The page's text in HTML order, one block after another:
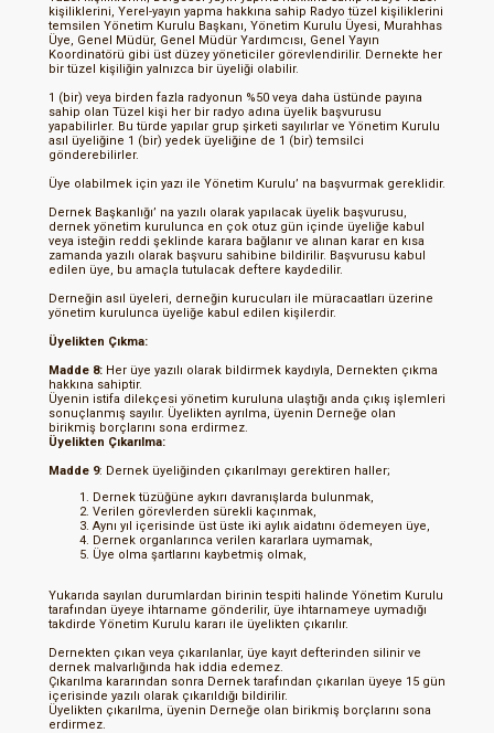
kişiliklerini, Yerel-yayın yapma hakkına sahip Radyo tüzel kişiliklerini
temsilen Yönetim Kurulu Başkanı, Yönetim Kurulu Üyesi, Murahhas
Üye, Genel Müdür, Genel Müdür Yardımcısı, Genel Yayın
Koordinatörü gibi üst düzey yöneticiler görevlendirilir. Dernekte her
bir tüzel kişiliğin yalnızca bir üyeliği olabilir.
1 (bir) veya birden fazla radyonun %50 veya daha üstünde payına
sahip olan Tüzel kişi her bir radyo adına üyelik başvurusu
yapabilirler. Bu türde yapılar grup şirketi sayılırlar ve Yönetim Kurulu
asıl üyeliğine 1 (bir) yedek üyeliğine de 1 (bir) temsilci
gönderebilirler.
Üye olabilmek için yazı ile Yönetim Kurulu’ na başvurmak gereklidir.
Dernek Başkanlığı’ na yazılı olarak yapılacak üyelik başvurusu,
dernek yönetim kurulunca en çok otuz gün içinde üyeliğe kabul
veya isteğin reddi şeklinde karara bağlanır ve alınan karar en kısa
zamanda yazılı olarak başvuru sahibine bildirilir. Başvurusu kabul
edilen üye, bu amaçla tutulacak deftere kaydedilir.
Derneğin asıl üyeleri, derneğin kurucuları ile müracaatları üzerine
yönetim kurulunca üyeliğe kabul edilen kişilerdir.
Üyelikten Çıkma:
Madde 8: Her üye yazılı olarak bildirmek kaydıyla, Dernekten çıkma
hakkına sahiptir.
Üyenin istifa dilekçesi yönetim kuruluna ulaştığı anda çıkış işlemleri
sonuçlanmış sayılır. Üyelikten ayrılma, üyenin Derneğe olan
birikmiş borçlarını sona erdirmez.
Üyelikten Çıkarılma:
Madde 9: Dernek üyeliğinden çıkarılmayı gerektiren haller;
Dernek tüzüğüne aykırı davranışlarda bulunmak,
Verilen görevlerden sürekli kaçınmak,
Aynı yıl içerisinde üst üste iki aylık aidatını ödemeyen üye,
Dernek organlarınca verilen kararlara uymamak,
Üye olma şartlarını kaybetmiş olmak,
Yukarıda sayılan durumlardan birinin tespiti halinde Yönetim Kurulu
tarafından üyeye ihtarname gönderilir, üye ihtarnameye uymadığı
takdirde Yönetim Kurulu kararı ile üyelikten çıkarılır.
Dernekten çıkan veya çıkarılanlar, üye kayıt defterinden silinir ve
dernek malvarlığında hak iddia edemez.
Çıkarılma kararından sonra Dernek tarafından çıkarılan üyeye 15 gün
içerisinde yazılı olarak çıkarıldığı bildirilir.
Üyelikten çıkarılma, üyenin Derneğe olan birikmiş borçlarını sona
erdirmez.